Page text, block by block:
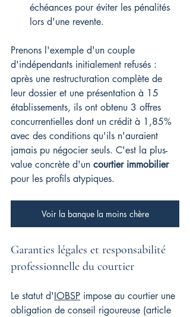
échéances pour éviter les pénalités
lors d'une revente.
Prenons l'exemple d'un couple
d'indépendants initialement refusés :
après une restructuration complète de
leur dossier et une présentation à 15
établissements, ils ont obtenu 3 offres
concurrentielles dont un crédit à 1,85%
avec des conditions qu'ils n'auraient
jamais pu négocier seuls. C'est la plus-
value concrète d'un courtier immobilier
pour les profils atypiques.
Voir la banque la moins chère
Garanties légales et responsabilité
professionnelle du courtier
Le statut d'IOBSP impose au courtier une
obligation de conseil rigoureuse (article